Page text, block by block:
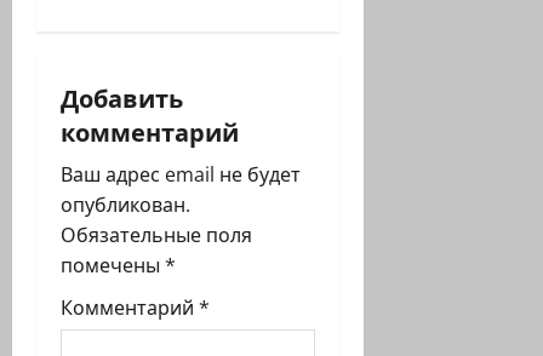
я
з
а
п
и
Добавить
комментарий
Ваш адрес email не будет
опубликован.
Обязательные поля
помечены *
Комментарий *